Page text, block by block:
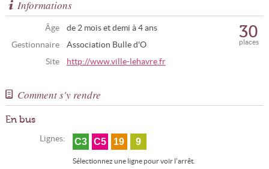
Informations
Âge
de 2 mois et demi à 4 ans
Gestionnaire
Association Bulle d'O
Site
http://www.ville-lehavre.fr
places
30
Comment s'y rendre
En bus
Lignes: C3 C5 19 9
Sélectionnez une ligne pour voir l'arrêt.